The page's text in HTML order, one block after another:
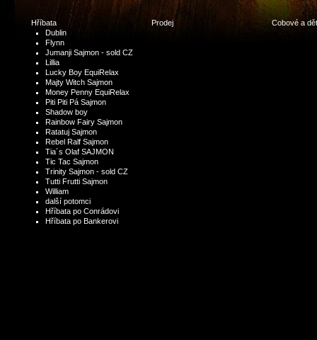
Hříbata
Dublin
Flynn
Jumanji Sajmon - sold CZ
Lillia
Lucky Boy EquiRelax
Majty Witch Sajmon
Money Penny EquiRelax
Piti Piti Pá Sajmon
Shadow boy
Rainbow Fairy Sajmon
Ratatuj Sajmon
Rebel Ralf Sajmon
Tia´s Olaf SAJMON
Tic Tac Sajmon
Trinity Sajmon - sold CZ
Tutti Frutti Sajmon
William
další potomci
Hříbata po Conrádovi
Hříbata po Bankerovi
Prodej Cobové a